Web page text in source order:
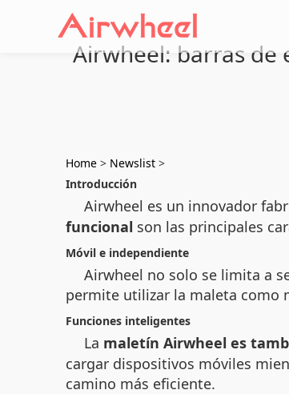
Airwheel: barras de
Home > Newslist >
Introducción
Airwheel es un innovador
funcional son las principales
Móvil e independiente
Airwheel no solo se limita a
permite utilizar la maleta como
Funciones inteligentes
La maletín Airwheel es
cargar dispositivos móviles
camino más eficiente.